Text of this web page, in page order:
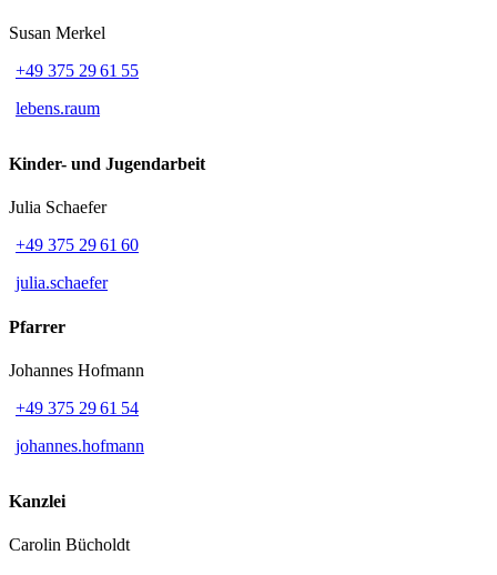
Susan Merkel
+49 375 29 61 55
lebens.raum
Kinder- und Jugendarbeit
Julia Schaefer
+49 375 29 61 60
julia.schaefer
Pfarrer
Johannes Hofmann
+49 375 29 61 54
johannes.hofmann
Kanzlei
Carolin Bücholdt